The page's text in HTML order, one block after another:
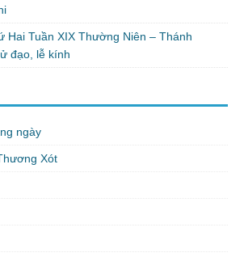
Hai Tuần XIX Thường Niên – Thánh
đạo, lễ kính
ngày
Xót